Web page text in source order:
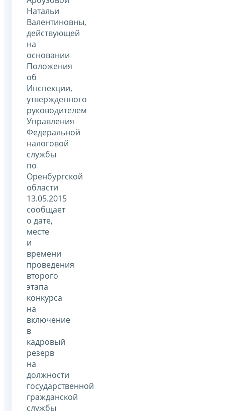
Натальи
Валентиновны,
действующей
на
основании
Положения
об
Инспекции,
утвержденного
руководителем
Управления
Федеральной
налоговой
службы
по
Оренбургской
области
13.05.2015
сообщает
о дате,
месте
и
времени
проведения
второго
этапа
конкурса
на
включение
в
кадровый
резерв
на
должности
государственной
гражданской
службы